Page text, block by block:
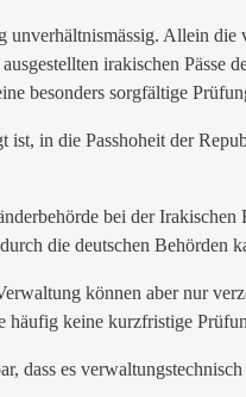
Allein
irakischen
besonders sorgfältige
in die Passhoheit der
bei der
die deutschen Behörden
können aber nur
keine kurzfristige
dass es